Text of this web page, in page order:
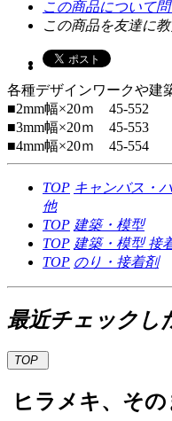
この商品について
この商品を友達に
各種デザインワークや建
■2mm幅×20ｍ 45-552
■3mm幅×20ｍ 45-553
■4mm幅×20ｍ 45-554
TOP キャンバス・
他
TOP 建築・模型
TOP 建築・模型接
TOP のり・接着剤
最近チェックし
TOP
ヒラメキ、そ